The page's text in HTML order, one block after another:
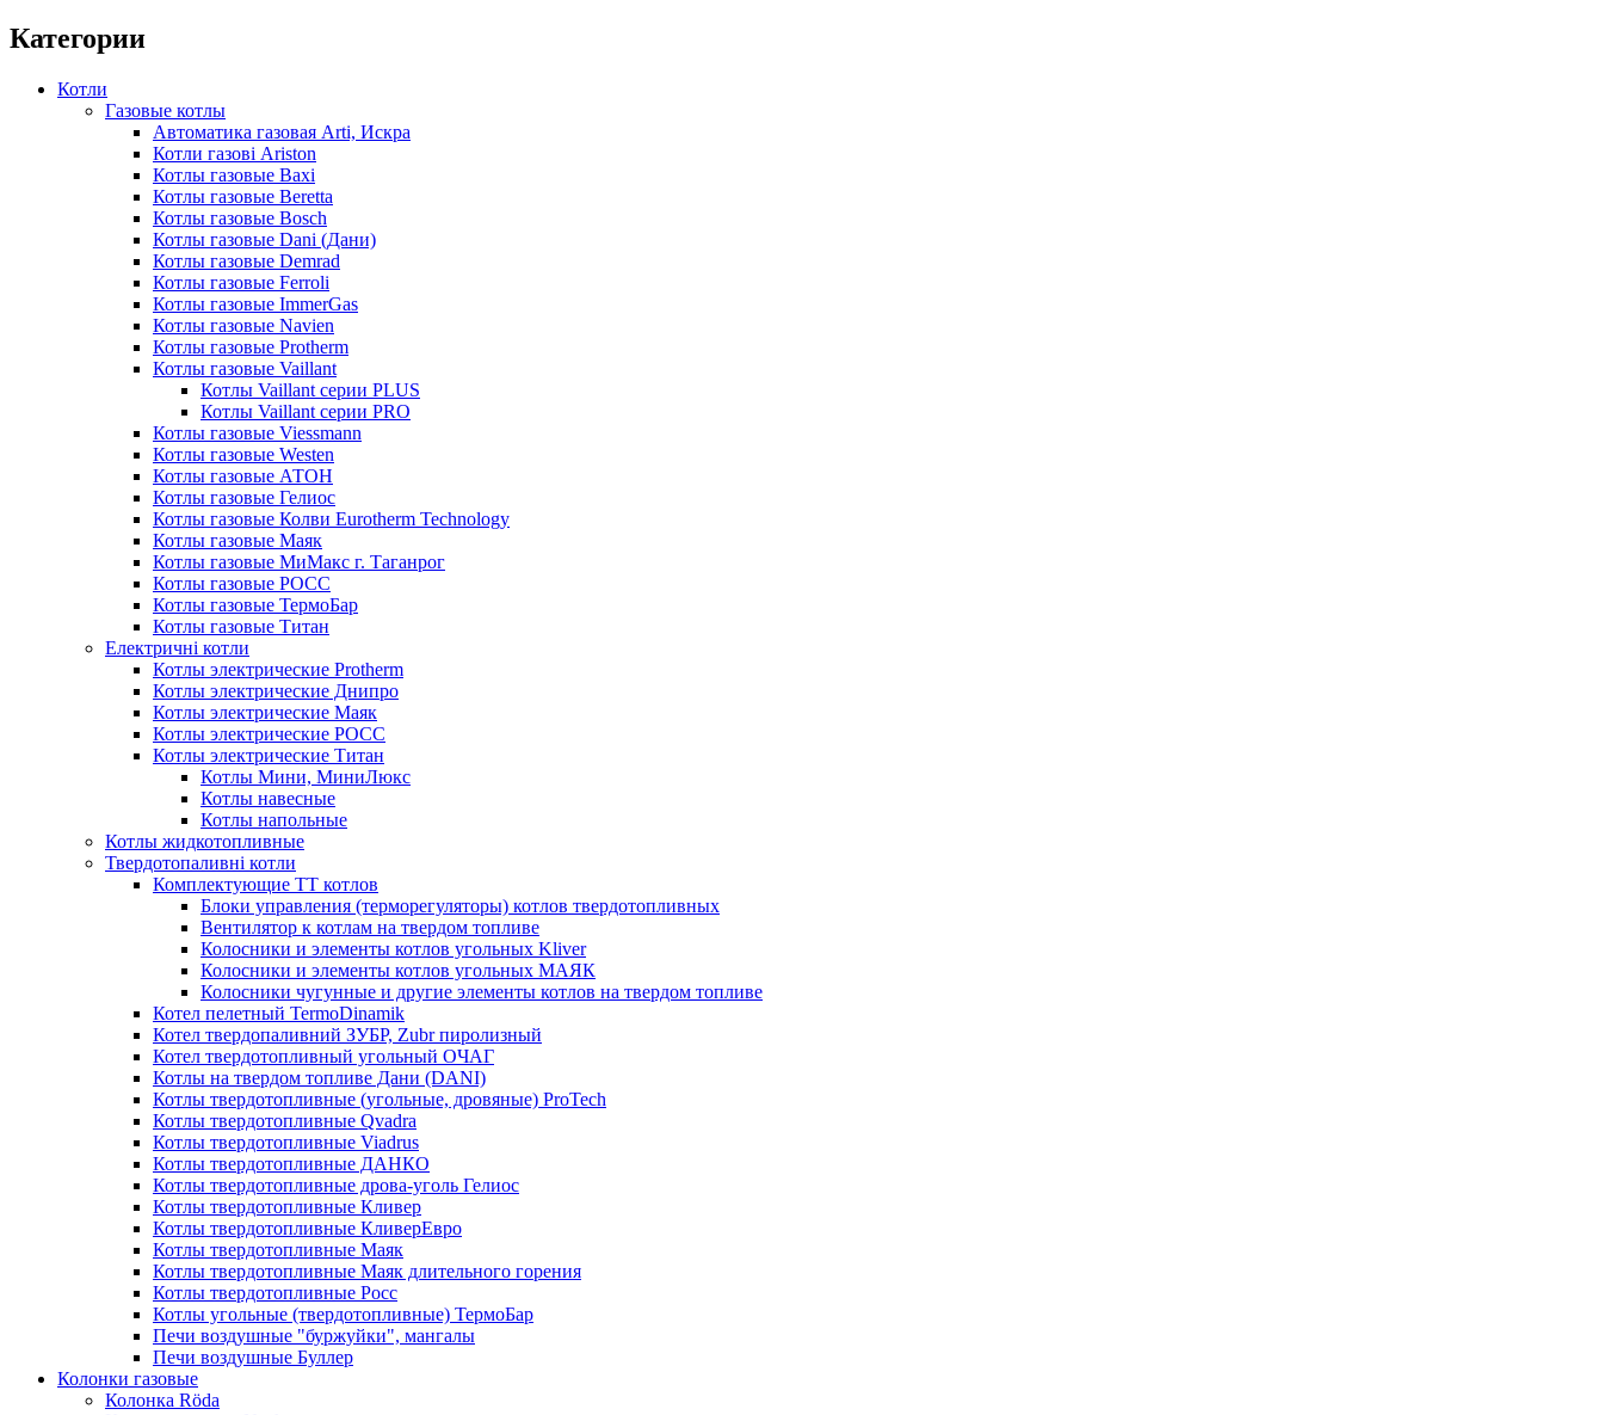
Категории
Котли
Газовые котлы
Автоматика газовая Arti, Искра
Котли газові Ariston
Котлы газовые Baxi
Котлы газовые Beretta
Котлы газовые Bosch
Котлы газовые Dani (Дани)
Котлы газовые Demrad
Котлы газовые Ferroli
Котлы газовые ImmerGas
Котлы газовые Navien
Котлы газовые Protherm
Котлы газовые Vaillant
Котлы Vaillant серии PLUS
Котлы Vaillant серии PRO
Котлы газовые Viessmann
Котлы газовые Westen
Котлы газовые АТОН
Котлы газовые Гелиос
Котлы газовые Колви Eurotherm Technology
Котлы газовые Маяк
Котлы газовые МиМакс г. Таганрог
Котлы газовые РОСС
Котлы газовые ТермоБар
Котлы газовые Титан
Електричні котли
Котлы электрические Protherm
Котлы электрические Днипро
Котлы электрические Маяк
Котлы электрические РОСС
Котлы электрические Титан
Котлы Мини, МиниЛюкс
Котлы навесные
Котлы напольные
Котлы жидкотопливные
Твердотопаливні котли
Комплектующие ТТ котлов
Блоки управления (терморегуляторы) котлов твердотопливных
Вентилятор к котлам на твердом топливе
Колосники и элементы котлов угольных Kliver
Колосники и элементы котлов угольных МАЯК
Колосники чугунные и другие элементы котлов на твердом топливе
Котел пелетный TermoDinamik
Котел твердопаливний ЗУБР, Zubr пиролизный
Котел твердотопливный угольный ОЧАГ
Котлы на твердом топливе Дани (DANI)
Котлы твердотопливные (угольные, дровяные) ProTech
Котлы твердотопливные Qvadra
Котлы твердотопливные Viadrus
Котлы твердотопливные ДАНКО
Котлы твердотопливные дрова-уголь Гелиос
Котлы твердотопливные Кливер
Котлы твердотопливные КливерЕвро
Котлы твердотопливные Маяк
Котлы твердотопливные Маяк длительного горения
Котлы твердотопливные Росс
Котлы угольные (твердотопливные) ТермоБар
Печи воздушные "буржуйки", мангалы
Печи воздушные Буллер
Колонки газовые
Колонка Rӧda